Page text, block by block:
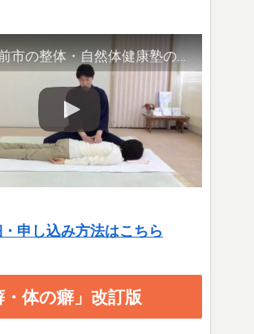
福井県越前市の整体・自然体健康塾の整体の様子（2）腹部や首など
申し込み方法はこちら
・体の癖」改訂版